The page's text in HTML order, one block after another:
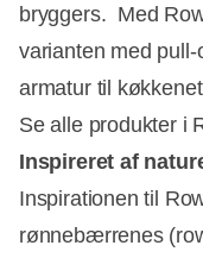
bryggers. Med
varianten med
armatur til
Se alle produkter i
Inspireret af
Inspirationen til
rønnebærrenes